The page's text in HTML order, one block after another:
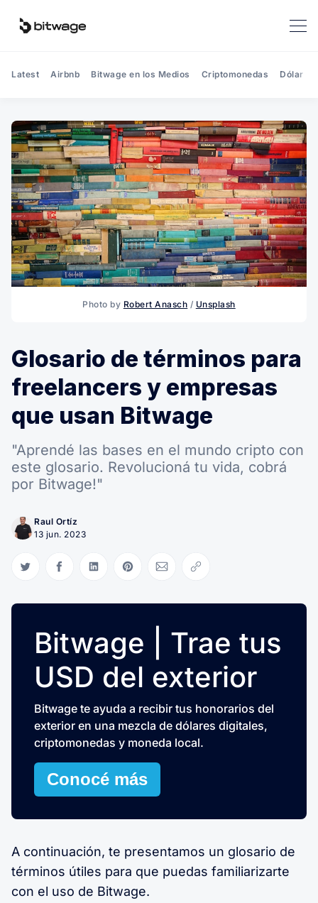
Latest Airbnb Bitwage en los Medios Criptomonedas Dólar
Photo by Robert Anasch / Unsplash
Glosario de términos para
freelancers y empresas
que usan Bitwage
"Aprendé las bases en el mundo cripto con
este glosario. Revolucioná tu vida, cobrá
por Bitwage!"
Raul Ortíz
13 jun. 2023
Compartir en Twitter
Compartir en Facebook
Compartir en LinkedIn
Compartir en Pinterest
Compartir via Email
Copiar link
Bitwage | Trae tus
USD del exterior
Bitwage te ayuda a recibir tus honorarios del
exterior en una mezcla de dólares digitales,
criptomonedas y moneda local.
Conocé más
A continuación, te presentamos un glosario de
términos útiles para que puedas familiarizarte
con el uso de Bitwage.